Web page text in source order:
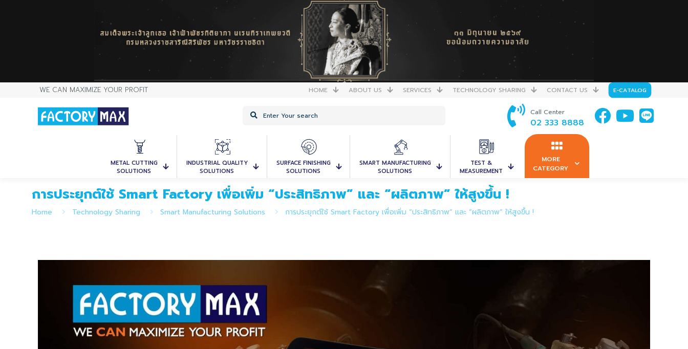
WE CAN MAXIMIZE YOUR PROFIT HOME ABOUT US SERVICES TECHNOLOGY SHARING CONTACT US E-CATALOG
Call Center
02 333 8888
METAL CUTTING
SOLUTIONS
INDUSTRIAL QUALITY
SOLUTIONS
SURFACE FINISHING
SOLUTIONS
SMART MANUFACTURING
SOLUTIONS
TEST &
MEASUREMENT
MORE
CATEGORY
การประยุกต์ใช้ Smart Factory เพื่อเพิ่ม “ประสิทธิภาพ” และ “ผลิตภาพ” ให้สูงขึ้น !
Home Technology Sharing Smart Manufacturing Solutions การประยุกต์ใช้ Smart Factory เพื่อเพิ่ม “ประสิทธิภาพ” และ “ผลิตภาพ” ให้สูงขึ้น !